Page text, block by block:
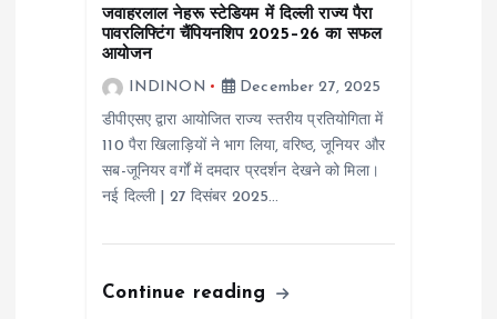
जवाहरलाल नेहरू स्टेडियम में दिल्ली राज्य पैरा
पावरलिफ्टिंग चैंपियनशिप 2025–26 का सफल
आयोजन
INDINON
December 27, 2025
डीपीएसए द्वारा आयोजित राज्य स्तरीय प्रतियोगिता में
110 पैरा खिलाड़ियों ने भाग लिया, वरिष्ठ, जूनियर और
सब-जूनियर वर्गों में दमदार प्रदर्शन देखने को मिला।
नई दिल्ली | 27 दिसंबर 2025…
Continue reading